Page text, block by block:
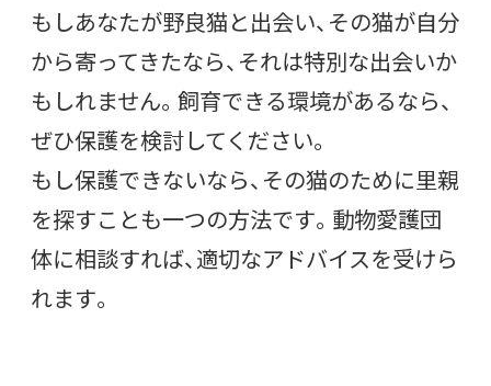
もしあなたが野良猫と出会い、その猫が自分
から寄ってきたなら、それは特別な出会いか
もしれません。飼育できる環境があるなら、
ぜひ保護を検討してください。
もし保護できないなら、その猫のために里親
を探すことも一つの方法です。動物愛護団
体に相談すれば、適切なアドバイスを受けら
れます。